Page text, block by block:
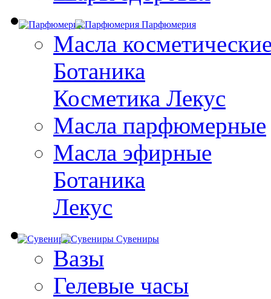
Парфюмерия
Масла
Ботаника
Косметика Лекус
Масла парфюмерные
Масла эфирные
Ботаника
Лекус
Сувениры
Вазы
Гелевые часы